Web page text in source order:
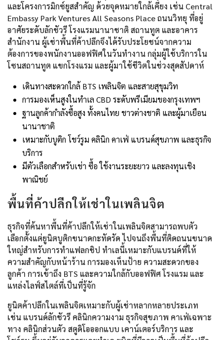
และโครงการมิกซ์ยูสสำคัญ ด้วยจุดหมายใกล้เคียง เช่น Central
Embassy Park Ventures All Seasons Place ถนนวิทยุ ที่อยู่
อาศัยระดับลักชัวรี โรงแรมนานาชาติ สถานทูต และอาคาร
สำนักงาน ผู้เช่าพื้นที่ค้าปลีกจึงได้รับประโยชน์จากความ
ต้องการของพนักงานออฟฟิศในวันทำงาน กลุ่มผู้ใช้บริการใน
โซนสถานทูต แขกโรงแรม และผู้มาใช้ชีวิตในช่วงสุดสัปดาห์
เดินทางสะดวกใกล้ BTS เพลินจิต และสายสุขุมวิท
การมองเห็นสูงในทำเล CBD ระดับพรีเมียมของกรุงเทพฯ
ฐานลูกค้ากำลังซื้อสูง ทั้งคนไทย ชาวต่างชาติ และผู้มาเยือน
นานาชาติ
เหมาะกับบูติก โชว์รูม คลินิก คาเฟ่ แบรนด์สุขภาพ และธุรกิจ
บริการ
มีตัวเลือกสำหรับเช่า ซื้อ ใช้งานระยะยาว และลงทุนเชิง
พาณิชย์
พื้นที่ค้าปลีกให้เช่าในเพลินจิต
ธุรกิจที่ค้นหาพื้นที่ค้าปลีกให้เช่าในเพลินจิตสามารถพบตัว
เลือกตั้งแต่ยูนิตบูติกขนาดกะทัดรัด ไปจนถึงพื้นที่ติดถนนขนาด
ใหญ่สำหรับการทำแฟลกชิป ทำเลนี้เหมาะกับแบรนด์ที่ให้
ความสำคัญกับหน้าร้าน การมองเห็นป้าย ความสะดวกของ
ลูกค้า การเข้าถึง BTS และความใกล้กับออฟฟิศ โรงแรม และ
แหล่งไลฟ์สไตล์ที่เป็นที่รู้จัก
ยูนิตค้าปลีกในเพลินจิตเหมาะกับผู้เช่าหลากหลายประเภท
เช่น แบรนด์ลักชัวรี คลินิกความงาม ธุรกิจสุขภาพ คาเฟ่เฉพาะ
ทาง คลินิกส่วนตัว สตูดิโอออกแบบ เคาน์เตอร์บริการ และ